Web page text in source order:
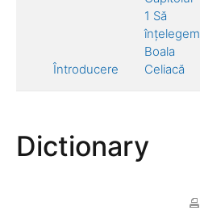
Întroducere
1 Să
înțelegem
Boala
Celiacă
Dictionary